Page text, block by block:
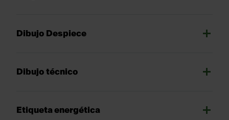
Dibujo Despiece
Dibujo técnico
Etiqueta energética